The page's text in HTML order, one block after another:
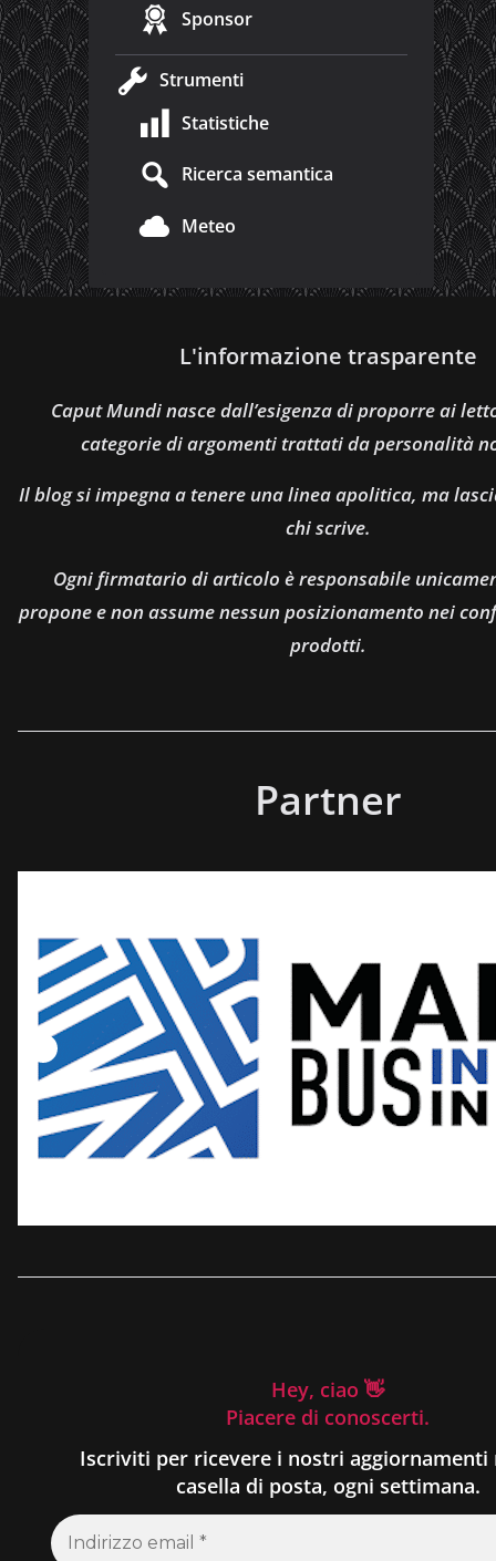
Sponsor
Strumenti
Statistiche
Ricerca semantica
Meteo
L'informazione trasparente
Caput Mundi nasce dall’esigenza di proporre ai
categorie di argomenti trattati da personalità
Il blog si impegna a tenere una linea apolitica, ma
chi scrive.
Ogni firmatario di articolo è responsabile
propone e non assume nessun posizionamento nei
prodotti.
Partner
Hey, ciao 👋
Piacere di conoscerti.
Iscriviti per ricevere i nostri aggiornamenti
casella di posta, ogni settimana.